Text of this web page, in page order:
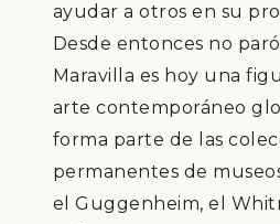
ayudar a otros en su
Desde entonces no
Maravilla es hoy una
arte contemporáneo
forma parte de las
permanentes de
el Guggenheim, el